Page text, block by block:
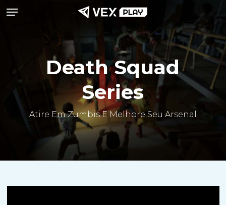
Menu
Death Squad
Series
Atire Em Zumbis E Melhore Seu Arsenal